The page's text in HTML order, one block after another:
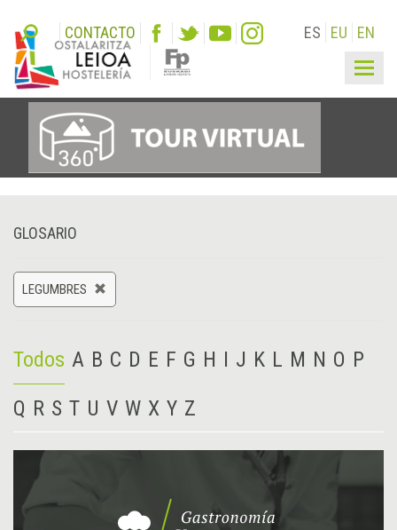
CONTACTO ES EU EN
GLOSARIO
LEGUMBRES
Todos A B C D E F G H I J K L M N O P
Q R S T U V W X Y Z